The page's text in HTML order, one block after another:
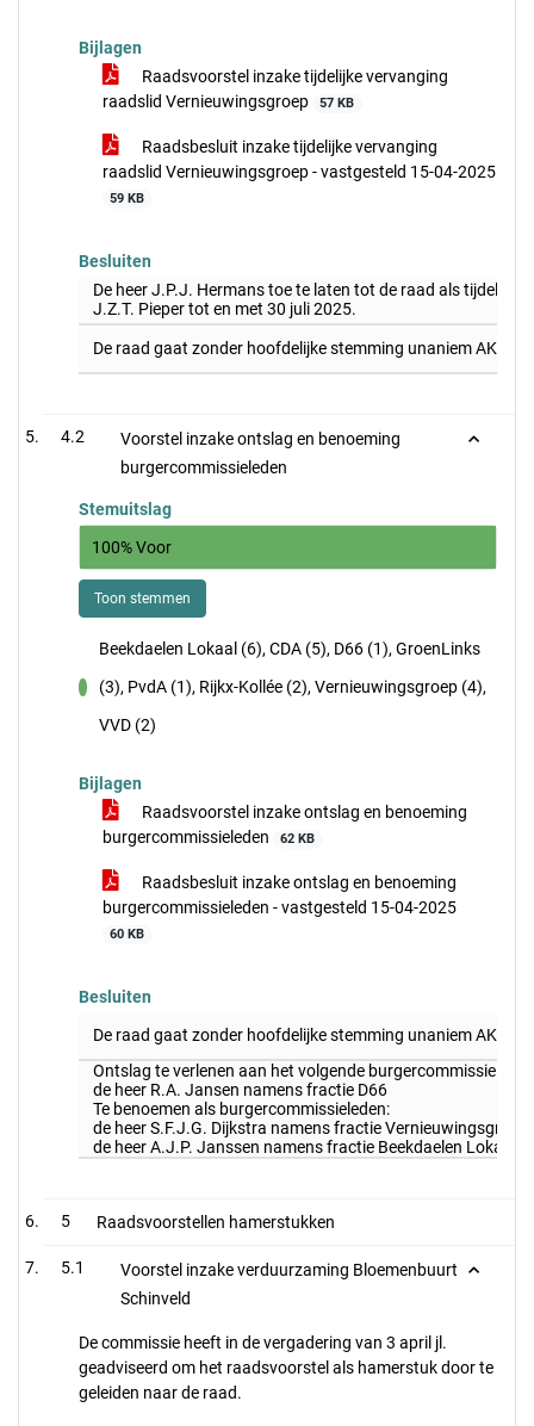
Bijlagen
Raadsvoorstel inzake tijdelijke vervanging
raadslid Vernieuwingsgroep
57 KB
Raadsbesluit inzake tijdelijke vervanging
raadslid Vernieuwingsgroep - vastgesteld 15-04-2025
59 KB
Besluiten
De heer J.P.J. Hermans toe te laten tot de raad als tijdelijk
J.Z.T. Pieper tot en met 30 juli 2025.
De raad gaat zonder hoofdelijke stemming unaniem
4.2
Voorstel inzake ontslag en benoeming
burgercommissieleden
Stemuitslag
100% Voor
Toon stemmen
Beekdaelen Lokaal (6), CDA (5), D66 (1), GroenLinks
(3), PvdA (1), Rijkx-Kollée (2), Vernieuwingsgroep (4),
VVD (2)
Bijlagen
Raadsvoorstel inzake ontslag en benoeming
burgercommissieleden
62 KB
Raadsbesluit inzake ontslag en benoeming
burgercommissieleden - vastgesteld 15-04-2025
60 KB
Besluiten
De raad gaat zonder hoofdelijke stemming unaniem
Ontslag te verlenen aan het volgende burgercommissielid:
de heer R.A. Jansen namens fractie D66
Te benoemen als burgercommissieleden:
de heer S.F.J.G. Dijkstra namens fractie Vernieuwingsgroep
de heer A.J.P. Janssen namens fractie Beekdaelen Lokaal
5 Raadsvoorstellen hamerstukken
5.1
Voorstel inzake verduurzaming Bloemenbuurt
Schinveld
De commissie heeft in de vergadering van 3 april jl.
geadviseerd om het raadsvoorstel als hamerstuk door te
geleiden naar de raad.